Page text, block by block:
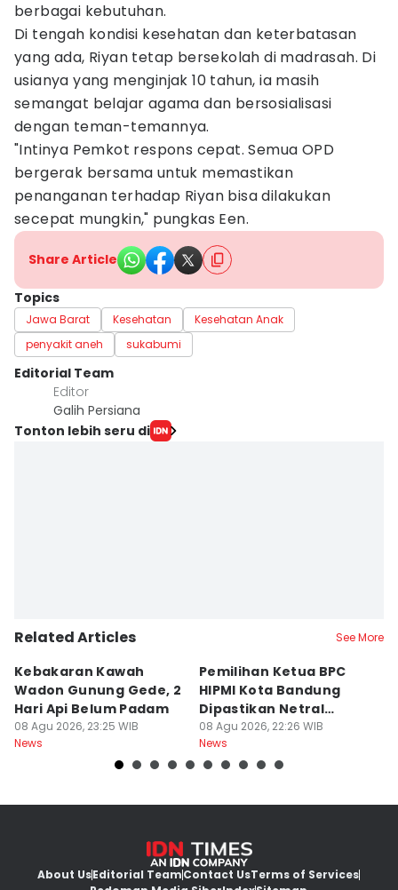
berbagai kebutuhan.
Di tengah kondisi kesehatan dan keterbatasan
yang ada, Riyan tetap bersekolah di madrasah. Di
usianya yang menginjak 10 tahun, ia masih
semangat belajar agama dan bersosialisasi
dengan teman-temannya.
"Intinya Pemkot respons cepat. Semua OPD
bergerak bersama untuk memastikan
penanganan terhadap Riyan bisa dilakukan
secepat mungkin," pungkas Een.
Share Article
Topics
Jawa Barat Kesehatan
Kesehatan Anak
penyakit aneh
sukabumi
Editorial Team
Editor
Galih Persiana
Tonton lebih seru di
Related Articles See More
Kebakaran Kawah
Wadon Gunung Gede, 2
Hari Api Belum Padam
08 Agu 2026, 23:25 WIB
News
Pemilihan Ketua BPC
HIPMI Kota Bandung
Dipastikan Netral
Tanpa Tekanan
08 Agu 2026, 22:26 WIB
News
About UsEditorial TeamContact UsTerms of Services